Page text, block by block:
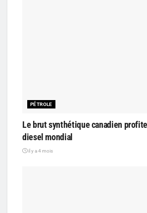
PÉTROLE
Le brut synthétique canadien
diesel mondial
il y a 4 mois